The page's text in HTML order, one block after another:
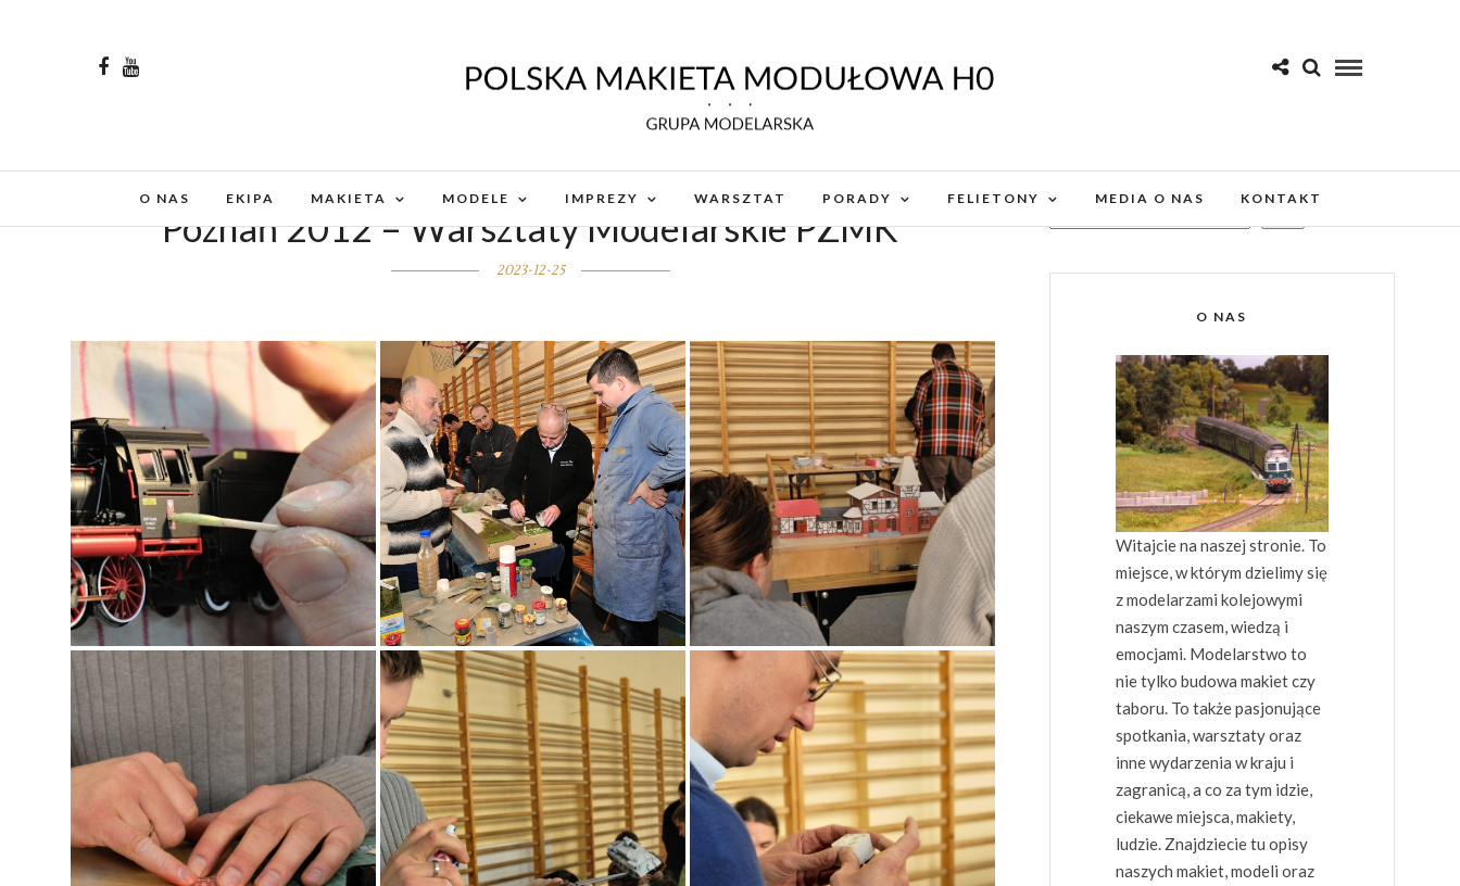
O NAS EKIPA MAKIETA MODELE IMPREZY WARSZTAT PORADY FELIETONY MEDIA O NAS KONTAKT
Poznań 2012 – Warsztaty Modelarskie PZMK
2023-12-25
SZUKAJ
O NAS
Witajcie na naszej stronie. To
miejsce, w którym dzielimy się
z modelarzami kolejowymi
naszym czasem, wiedzą i
emocjami. Modelarstwo to
nie tylko budowa makiet czy
taboru. To także pasjonujące
spotkania, warsztaty oraz
inne wydarzenia w kraju i
zagranicą, a co za tym idzie,
ciekawe miejsca, makiety,
ludzie. Znajdziecie tu opisy
naszych makiet, modeli oraz